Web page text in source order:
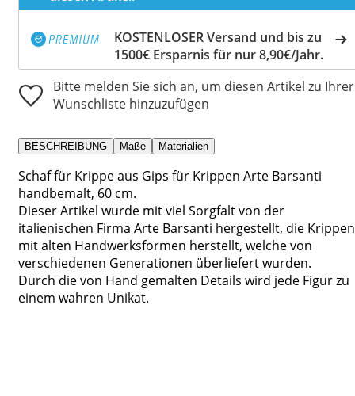
KOSTENLOSER Versand und bis zu
1500€ Ersparnis für nur 8,90€/Jahr.
Bitte melden Sie sich an, um diesen Artikel zu Ihrer
Wunschliste hinzuzufügen
BESCHREIBUNG Maße Materialien
Schaf für Krippe aus Gips für Krippen Arte Barsanti
handbemalt, 60 cm.
Dieser Artikel wurde mit viel Sorgfalt von der
italienischen Firma Arte Barsanti hergestellt, die Krippen
mit alten Handwerksformen herstellt, welche von
verschiedenen Generationen überliefert wurden.
Durch die von Hand gemalten Details wird jede Figur zu
einem wahren Unikat.